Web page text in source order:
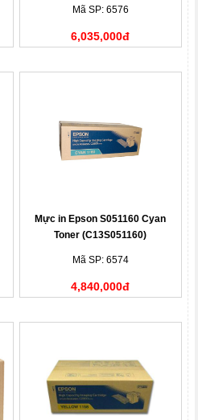
Mã SP: 6576
6,035,000đ
Mực in Epson S051160 Cyan
Toner (C13S051160)
Mã SP: 6574
4,840,000đ